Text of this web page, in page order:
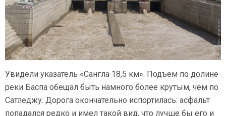
Увидели указатель «Сангла 18,5 км». Подъем по долине
реки Баспа обещал быть намного более крутым, чем по
Сатледжу. Дорога окончательно испортилась: асфальт
попадался редко и имел такой вид, что лучше бы его и